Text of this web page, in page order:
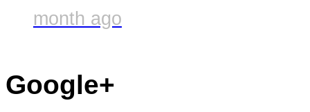
month ago
Google+